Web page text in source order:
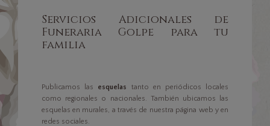
Servicios Adicionales de
Funeraria Golpe para tu
familia
Publicamos las esquelas tanto en periódicos locales
como regionales o nacionales. También ubicamos las
esquelas en murales, a través de nuestra página web y en
redes sociales.